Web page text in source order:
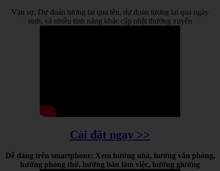
Vạn sự, Dự đoán tương lai qua tên, dự đoán tương lai qua ngày
sinh, và nhiều tính năng khác cập nhật thường xuyên
Cài đặt ngay >>
Dễ dàng trên smartphone: Xem hướng nhà, hướng văn phòng,
hướng phòng thờ, hướng bàn làm việc, hướng giường